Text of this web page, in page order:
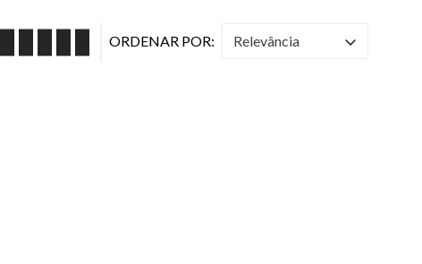
relevância